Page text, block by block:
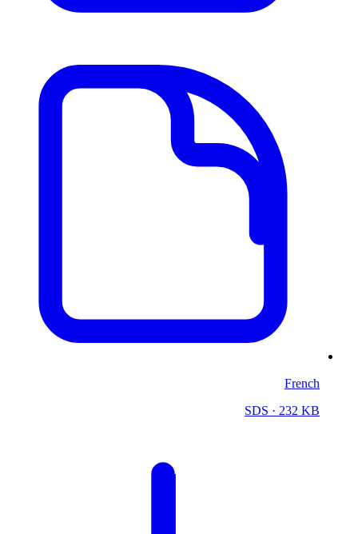
French
SDS · 232 KB